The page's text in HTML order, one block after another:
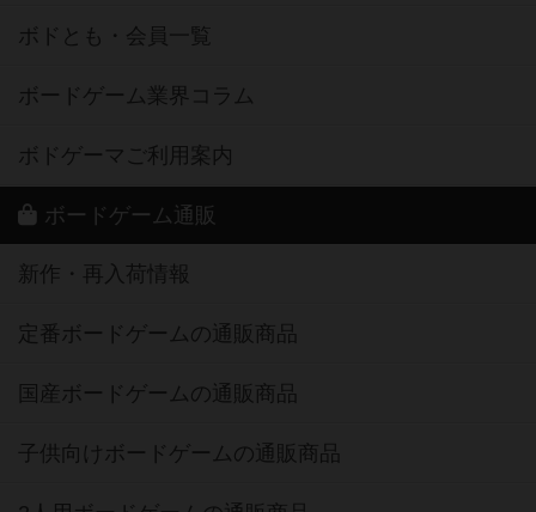
ボドとも・会員一覧
ボードゲーム業界コラム
ボドゲーマご利用案内
ボードゲーム通販
新作・再入荷情報
定番ボードゲームの通販商品
国産ボードゲームの通販商品
子供向けボードゲームの通販商品